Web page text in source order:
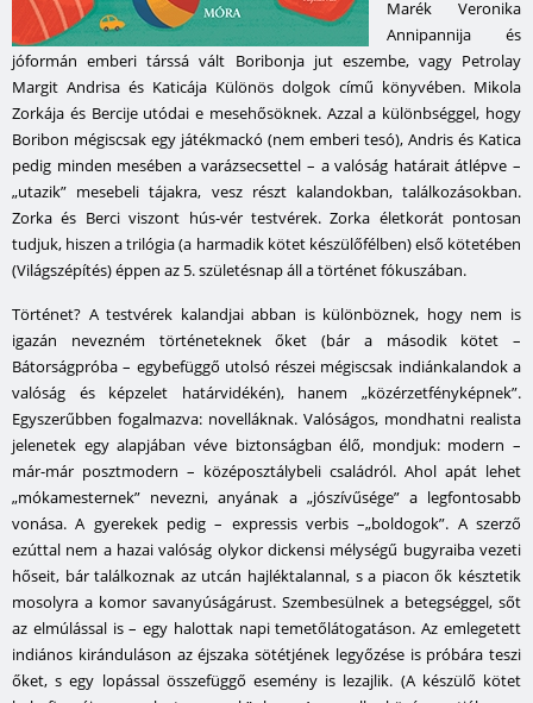
Marék Veronika
Annipannija és
jóformán emberi társsá vált Boribonja jut eszembe, vagy Petrolay
Margit Andrisa és Katicája Különös dolgok című könyvében. Mikola
Zorkája és Bercije utódai e mesehősöknek. Azzal a különbséggel, hogy
Boribon mégiscsak egy játékmackó (nem emberi tesó), Andris és Katica
pedig minden mesében a varázsecsettel – a valóság határait átlépve –
„utazik” mesebeli tájakra, vesz részt kalandokban, találkozásokban.
Zorka és Berci viszont hús-vér testvérek. Zorka életkorát pontosan
tudjuk, hiszen a trilógia (a harmadik kötet készülőfélben) első kötetében
(Világszépítés) éppen az 5. születésnap áll a történet fókuszában.
Történet? A testvérek kalandjai abban is különböznek, hogy nem is
igazán nevezném történeteknek őket (bár a második kötet –
Bátorságpróba – egybefüggő utolsó részei mégiscsak indiánkalandok a
valóság és képzelet határvidékén), hanem „közérzetfényképnek”.
Egyszerűbben fogalmazva: novelláknak. Valóságos, mondhatni realista
jelenetek egy alapjában véve biztonságban élő, mondjuk: modern –
már-már posztmodern – középosztálybeli családról. Ahol apát lehet
„mókamesternek” nevezni, anyának a „jószívűsége” a legfontosabb
vonása. A gyerekek pedig – expressis verbis –„boldogok”. A szerző
ezúttal nem a hazai valóság olykor dickensi mélységű bugyraiba vezeti
hőseit, bár találkoznak az utcán hajléktalannal, s a piacon ők késztetik
mosolyra a komor savanyúságárust. Szembesülnek a betegséggel, sőt
az elmúlással is – egy halottak napi temetőlátogatáson. Az emlegetett
indiános kiránduláson az éjszaka sötétjének legyőzése is próbára teszi
őket, s egy lopással összefüggő esemény is lezajlik. (A készülő kötet